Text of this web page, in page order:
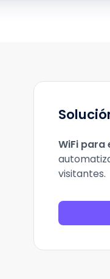
WiFi para
visitantes.